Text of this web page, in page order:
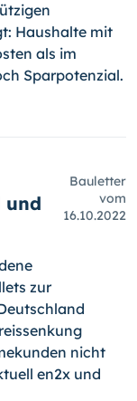
Haushalte mit
als im
Sparpotenzial.
und
Bauletter
vom
16.10.2022
zur
nicht
en2x und